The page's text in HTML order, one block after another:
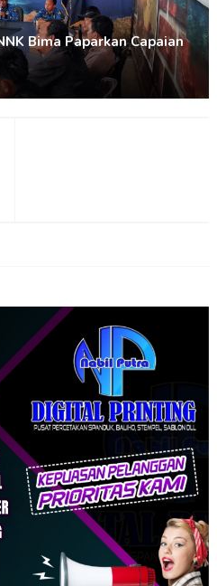
Bima Paparkan Capaian